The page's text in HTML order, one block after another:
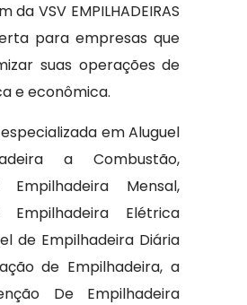
da VSV EMPILHADEIRAS
para empresas que
suas operações de
e econômica.
em Aluguel
a Combustão,
Mensal,
Elétrica
de Empilhadeira Diária
de Empilhadeira, a
De Empilhadeira